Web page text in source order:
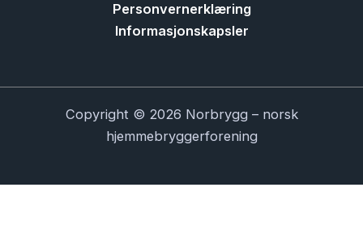
Personvernerklæring
Informasjonskapsler
Copyright © 2026 Norbrygg – norsk
hjemmebryggerforening